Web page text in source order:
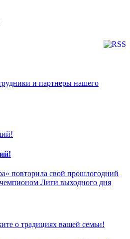
и партнеры нашего
повторила свой прошлогодний
Лиги выходного дня